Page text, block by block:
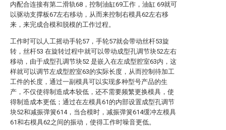
内配合连接有第二滑轨68，控制油缸69工作，油缸 69就可
以驱动支撑板67左右移动，从而来控制右模具62左右移
来，来完成合模和脱模的工作过程。
工作时可以人工摇动手轮57，手轮57就会带动丝杆53旋
转，丝杆53 在旋转过程中就可以带动成型孔调节块52左右
移动，由于成型孔调节块52 是嵌入在左成型腔室63内，这
样就可以调节左成型腔室63的实际长度，从而控制待加工
工件的长度，通过一副模具可以实现多种型号产品的生
产，不仅使得制造成本较低，还不需要频繁更换模具，使
得制造成本更低；通过在左模具61的内部设置成型孔调节
块52和减振弹簧614，当合模时，减振弹簧614缓冲左模具
61和右模具62之间的振动，使得工作时噪音更低。